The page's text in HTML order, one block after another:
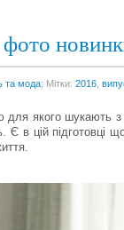
та мода; Мітки: 2016
для якого шукають
Є в цій